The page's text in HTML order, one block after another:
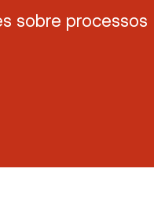
sobre processos